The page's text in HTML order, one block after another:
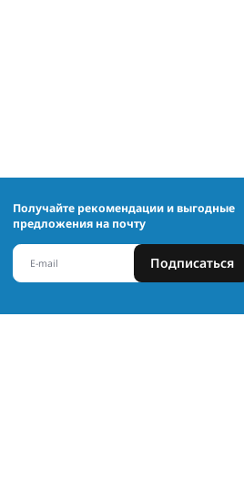
Получайте рекомендации и выгодные
предложения на почту
Подписаться